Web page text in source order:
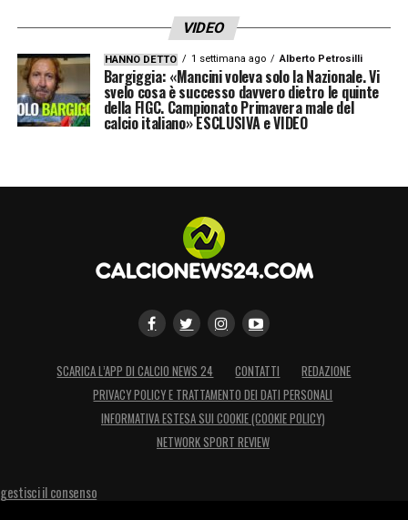
VIDEO
HANNO DETTO 1 settimana ago Alberto Petrosilli
Bargiggia: «Mancini voleva solo la Nazionale. Vi
svelo cosa è successo davvero dietro le quinte
della FIGC. Campionato Primavera male del
calcio italiano» ESCLUSIVA e VIDEO
SCARICA L’APP DI CALCIO NEWS 24 CONTATTI
REDAZIONE
PRIVACY POLICY E TRATTAMENTO DEI DATI PERSONALI
INFORMATIVA ESTESA SUI COOKIE (COOKIE POLICY)
NETWORK SPORT REVIEW
gestisci il consenso